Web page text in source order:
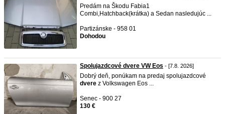
Predám na Škodu Fabia1
Combi,Hatchback(krátka) a Sedan nasledujúc ...
Partizánske - 958 01
Dohodou
Spolujazdcové dvere VW Eos - [7.8. 2026]
Dobrý deň, ponúkam na predaj spolujazdcové
dvere z Volkswagen Eos ...
Senec - 900 27
130 €